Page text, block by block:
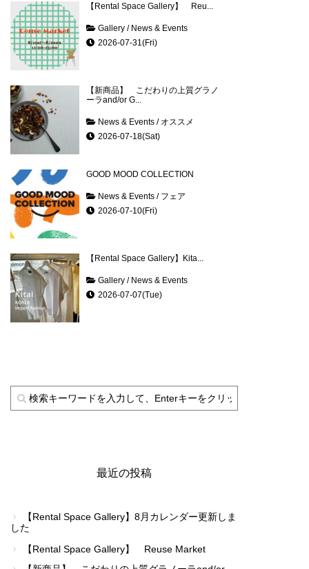
【Rental Space Gallery】 Reu...
Gallery / News & Events
2026-07-31(Fri)
【新商品】 こだわりの上質グラノ
ーラand/or G...
News & Events / オススメ
2026-07-18(Sat)
GOOD MOOD COLLECTION
News & Events / フェア
2026-07-10(Fri)
【Rental Space Gallery】Kita...
Gallery / News & Events
2026-07-07(Tue)
最近の投稿
【Rental Space Gallery】8月カレンダー更新しま
した
【Rental Space Gallery】 Reuse Market